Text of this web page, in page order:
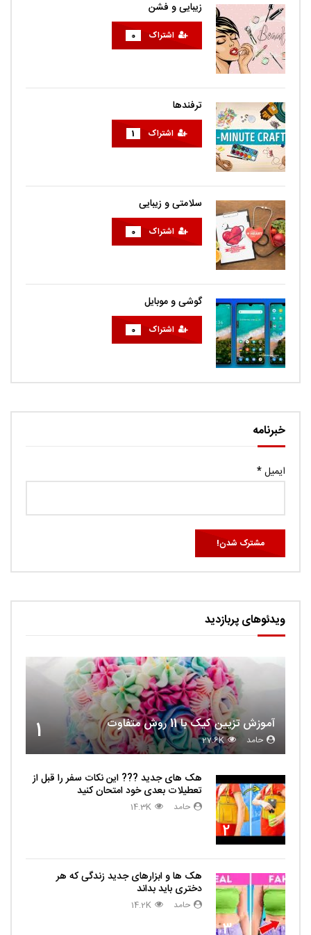
زیبایی و فشن
اشتراک 0
ترفندها
اشتراک 1
سلامتی و زیبایی
اشتراک 0
گوشی و موبایل
اشتراک 0
خبرنامه
ایمیل*
ویدئوهای پربازدید
1 آموزش تزیین کیک با 11 روش متفاوت
حامد 27.6K
2
هک های جدید ??️? این نکات سفر را قبل از
تعطیلات بعدی خود امتحان کنید
حامد 14.3K
3
هک ها و ابزارهای جدید زندگی که هر
دختری باید بداند
حامد 14.2K